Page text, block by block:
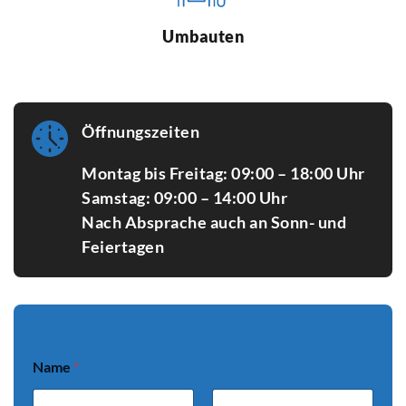
Umbauten
Öffnungszeiten
Montag bis Freitag: 09:00 – 18:00 Uhr
Samstag: 09:00 – 14:00 Uhr
Nach Absprache auch an Sonn- und
Feiertagen
Name *